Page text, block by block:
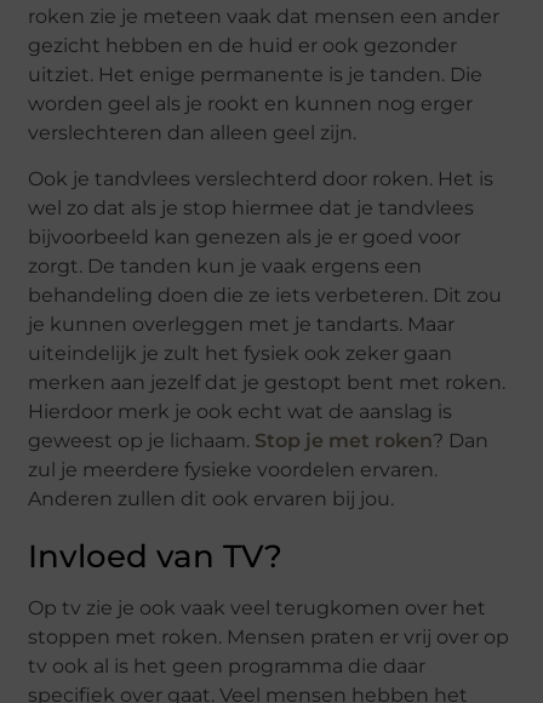
roken zie je meteen vaak dat mensen een ander
gezicht hebben en de huid er ook gezonder
uitziet. Het enige permanente is je tanden. Die
worden geel als je rookt en kunnen nog erger
verslechteren dan alleen geel zijn.
Ook je tandvlees verslechterd door roken. Het is
wel zo dat als je stop hiermee dat je tandvlees
bijvoorbeeld kan genezen als je er goed voor
zorgt. De tanden kun je vaak ergens een
behandeling doen die ze iets verbeteren. Dit zou
je kunnen overleggen met je tandarts. Maar
uiteindelijk je zult het fysiek ook zeker gaan
merken aan jezelf dat je gestopt bent met roken.
Hierdoor merk je ook echt wat de aanslag is
geweest op je lichaam. Stop je met roken? Dan
zul je meerdere fysieke voordelen ervaren.
Anderen zullen dit ook ervaren bij jou.
Invloed van TV?
Op tv zie je ook vaak veel terugkomen over het
stoppen met roken. Mensen praten er vrij over op
tv ook al is het geen programma die daar
specifiek over gaat. Veel mensen hebben het